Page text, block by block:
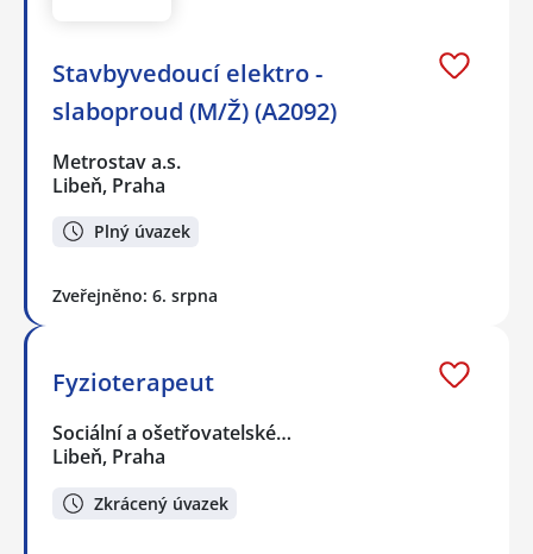
Stavbyvedoucí elektro -
slaboproud (M/Ž) (A2092)
Metrostav a.s.
Libeň, Praha
Plný úvazek
Zveřejněno: 6. srpna
Fyzioterapeut
Sociální a ošetřovatelské…
Libeň, Praha
Zkrácený úvazek